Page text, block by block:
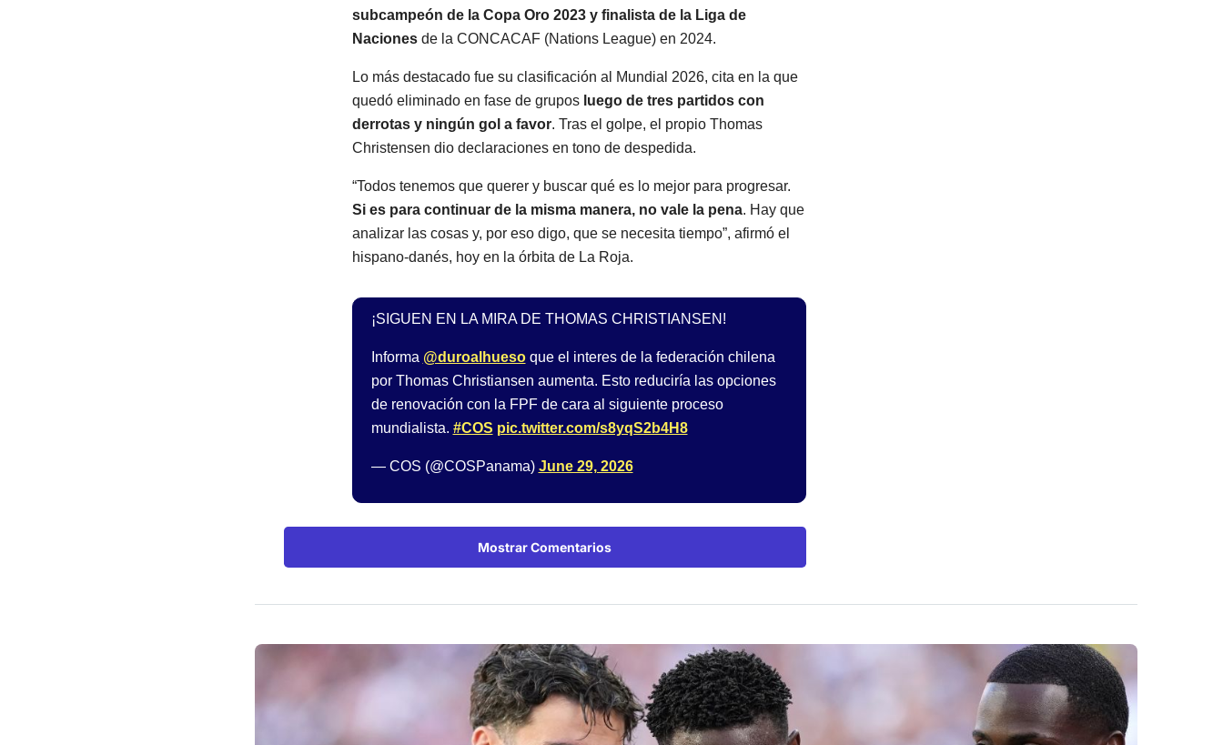
subcampeón de la Copa Oro 2023 y finalista de la Liga de
Nacionesde la CONCACAF (Nations League) en 2024.
Lo más destacado fue su clasificación al Mundial 2026, cita en la que
quedó eliminado en fase de grupos luego de tres partidos con
derrotas y ningún gol a favor. Tras el golpe, el propio Thomas
Christensen dio declaraciones en tono de despedida.
“Todos tenemos que querer y buscar qué es lo mejor para progresar.
Si es para continuar de la misma manera, no vale la pena. Hay que
analizar las cosas y, por eso digo, que se necesita tiempo”, afirmó el
hispano-danés, hoy en la órbita de La Roja.
¡SIGUEN EN LA MIRA DE THOMAS CHRISTIANSEN!
Informa @duroalhuesoque el interes de la federación chilena
por Thomas Christiansen aumenta. Esto reduciría las opciones
de renovación con la FPF de cara al siguiente proceso
mundialista. #COS pic.twitter.com/s8yqS2b4H8
— COS (@COSPanama) June 29, 2026
Mostrar Comentarios